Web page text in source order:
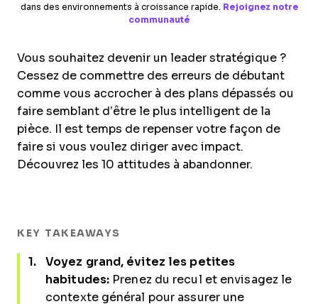
dans des environnements à croissance rapide. Rejoignez notre
communauté
Vous souhaitez devenir un leader stratégique ?
Cessez de commettre des erreurs de débutant
comme vous accrocher à des plans dépassés ou
faire semblant d’être le plus intelligent de la
pièce. Il est temps de repenser votre façon de
faire si vous voulez diriger avec impact.
Découvrez les 10 attitudes à abandonner.
KEY TAKEAWAYS
Voyez grand, évitez les petites
habitudes: Prenez du recul et envisagez le
contexte général pour assurer une